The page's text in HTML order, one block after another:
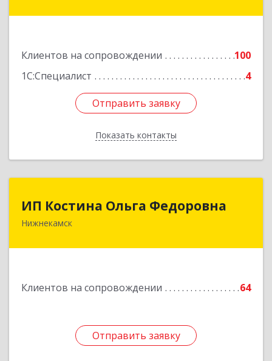
Клиентов на сопровождении
100
1С:Специалист
4
Отправить заявку
Показать контакты
Подробнее
Отправить заявку
Назад
ИП Костина Ольга Федоровна
Нижнекамск
Клиентов на сопровождении 64
Отправить заявку
Отправить заявку